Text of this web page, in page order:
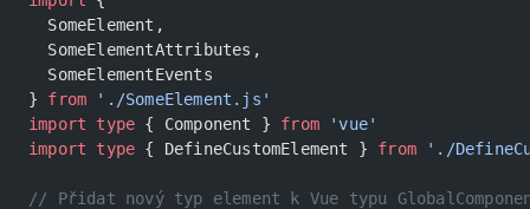
  SomeElement,
  SomeElementAttributes,
  SomeElementEvents
} from './SomeElement.js'
import type { Component } from 'vue'
import type { DefineCustomElement } from './
// Přidat nový typ element k Vue typu